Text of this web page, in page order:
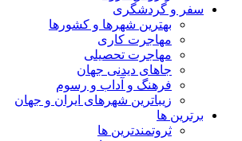
سفر و گردشگری
بهترین شهرها و کشورها
مهاجرت کاری
مهاجرت تحصیلی
جاهای دیدنی جهان
فرهنگ و آداب و رسوم
زیباترین شهرهای ایران و جهان
برترین ها
ثروتمندترین ها